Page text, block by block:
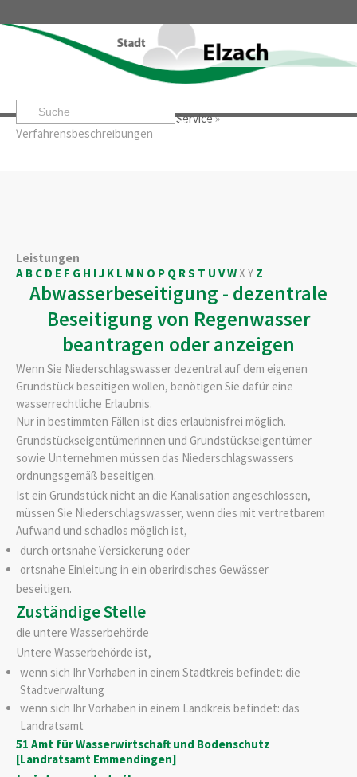
Startseite» »Service»
Verfahrensbeschreibungen
Leben & Erleben Rathaus & Service
Leistungen
A B C D E F G H IJ K L M N O P Q RS T U VWXY Z
Abwasserbeseitigung - dezentrale
Beseitigung von Regenwasser
beantragen oder anzeigen
Wenn Sie Niederschlagswasser dezentral auf dem eigenen
Grundstück beseitigen wollen, benötigen Sie dafür eine
wasserrechtliche Erlaubnis.
Nur in bestimmten Fällen ist dies erlaubnisfrei möglich.
Grundstückseigentümerinnen und Grundstückseigentümer
sowie Unternehmen müssen das Niederschlagswassers
ordnungsgemäß beseitigen.
Ist ein Grundstück nicht an die Kanalisation angeschlossen,
müssen Sie Niederschlagswasser, wenn dies mit vertretbarem
Aufwand und schadlos möglich ist,
durch ortsnahe Versickerung oder
ortsnahe Einleitung in ein oberirdisches Gewässer
beseitigen.
Zuständige Stelle
die untere Wasserbehörde
Untere Wasserbehörde ist,
wenn sich Ihr Vorhaben in einem Stadtkreis befindet: die
Stadtverwaltung
wenn sich Ihr Vorhaben in einem Landkreis befindet: das
Landratsamt
51 Amt für Wasserwirtschaft und Bodenschutz
[Landratsamt Emmendingen]